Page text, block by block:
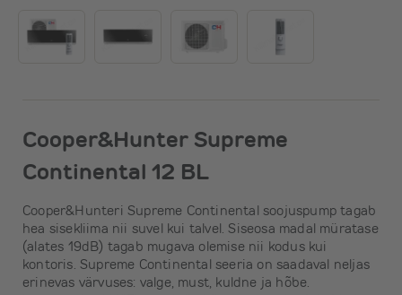
Cooper&Hunter Supreme
Continental 12 BL
Cooper&Hunteri Supreme Continental soojuspump tagab
hea sisekliima nii suvel kui talvel. Siseosa madal müratase
(alates 19dB) tagab mugava olemise nii kodus kui
kontoris. Supreme Continental seeria on saadaval neljas
erinevas värvuses: valge, must, kuldne ja hõbe.